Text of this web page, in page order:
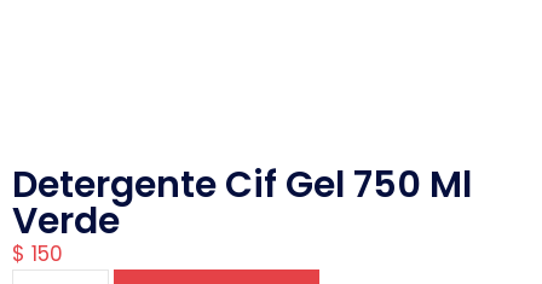
Detergente Cif Gel 750 Ml
Verde
$ 150